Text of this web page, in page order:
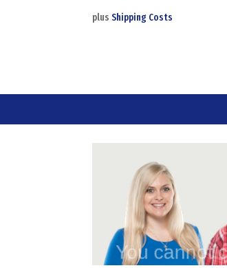
plusShipping Costs